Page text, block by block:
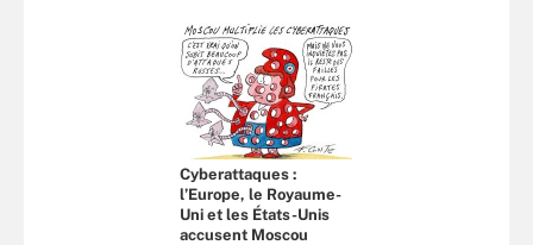
Cyberattaques :
l’Europe, le Royaume-
Uni et les États-Unis
accusent Moscou